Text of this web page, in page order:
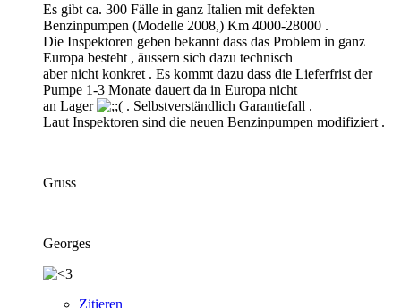
Es gibt ca. 300 Fälle in ganz Italien mit defekten
Benzinpumpen (Modelle 2008,) Km 4000-28000 .
Die Inspektoren geben bekannt dass das Problem in ganz
Europa besteht , äussern sich dazu technisch
aber nicht konkret . Es kommt dazu dass die Lieferfrist der
Pumpe 1-3 Monate dauert da in Europa nicht
an Lager
. Selbstverständlich Garantiefall .
Laut Inspektoren sind die neuen Benzinpumpen modifiziert .
Gruss
Georges
Zitieren